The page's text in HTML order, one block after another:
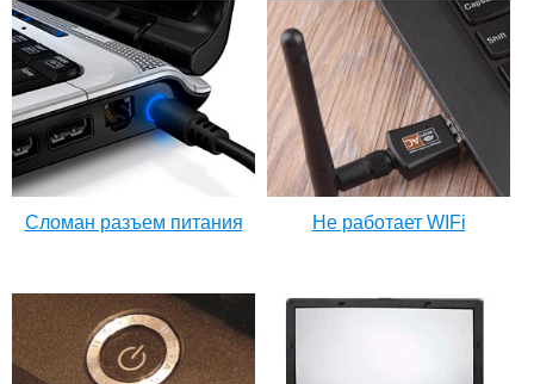
Сломан разъем питания Не работает WIFi